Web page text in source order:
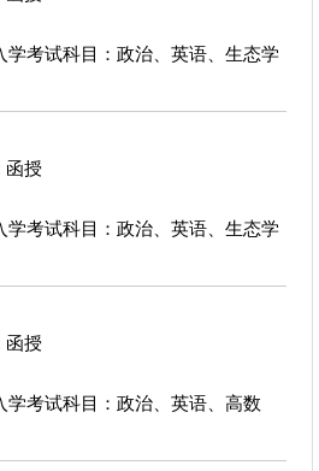
学考试科目：政治、英语、生态学
函授
学考试科目：政治、英语、生态学
函授
学考试科目：政治、英语、高数